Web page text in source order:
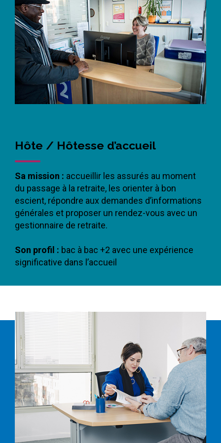
Hôte / Hôtesse d’accueil
Sa mission : accueillir les assurés au moment
du passage à la retraite, les orienter à bon
escient, répondre aux demandes d’informations
générales et proposer un rendez-vous avec un
gestionnaire de retraite.
Son profil : bac à bac +2 avec une expérience
significative dans l’accueil